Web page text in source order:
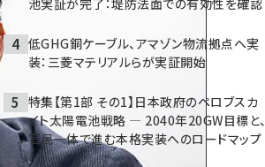
池実証が完了：堤防法面での有効性を確認
低GHG銅ケーブル、アマゾン物流拠点へ実
装：三菱マテリアルらが実証開始
特集【第1部 その1】日本政府のペロブスカ
イト太陽電池戦略 ― 2040年20GW目標と、
官民一体で進む本格実装へのロードマップ
―